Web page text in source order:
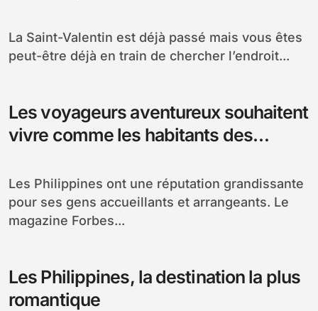
La Saint-Valentin est déjà passé mais vous êtes
peut-être déjà en train de chercher l’endroit...
Les voyageurs aventureux souhaitent
vivre comme les habitants des
Les Philippines ont une réputation grandissante
pour ses gens accueillants et arrangeants. Le
magazine Forbes...
Les Philippines, la destination la plus
romantique